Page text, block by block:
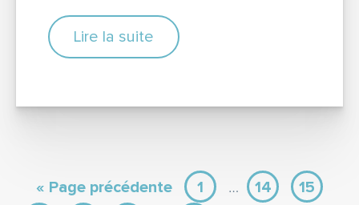
Lire la suite
« Page précédente 1 … 14
15